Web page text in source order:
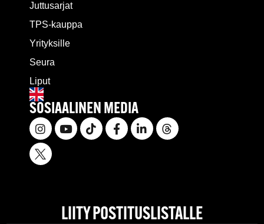
Juttusarjat
TPS-kauppa
Yrityksille
Seura
Liput
SOSIAALINEN MEDIA
LIITY POSTITUSLISTALLE